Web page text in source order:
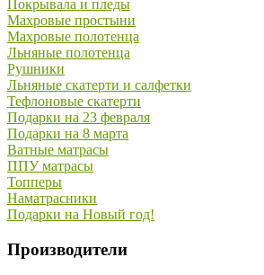
Покрывала и пледы
Махровые простыни
Махровые полотенца
Льняные полотенца
Рушники
Льняные скатерти и салфетки
Тефлоновые скатерти
Подарки на 23 февраля
Подарки на 8 марта
Ватные матрасы
ППУ матрасы
Топперы
Наматрасники
Подарки на Новый год!
Производители